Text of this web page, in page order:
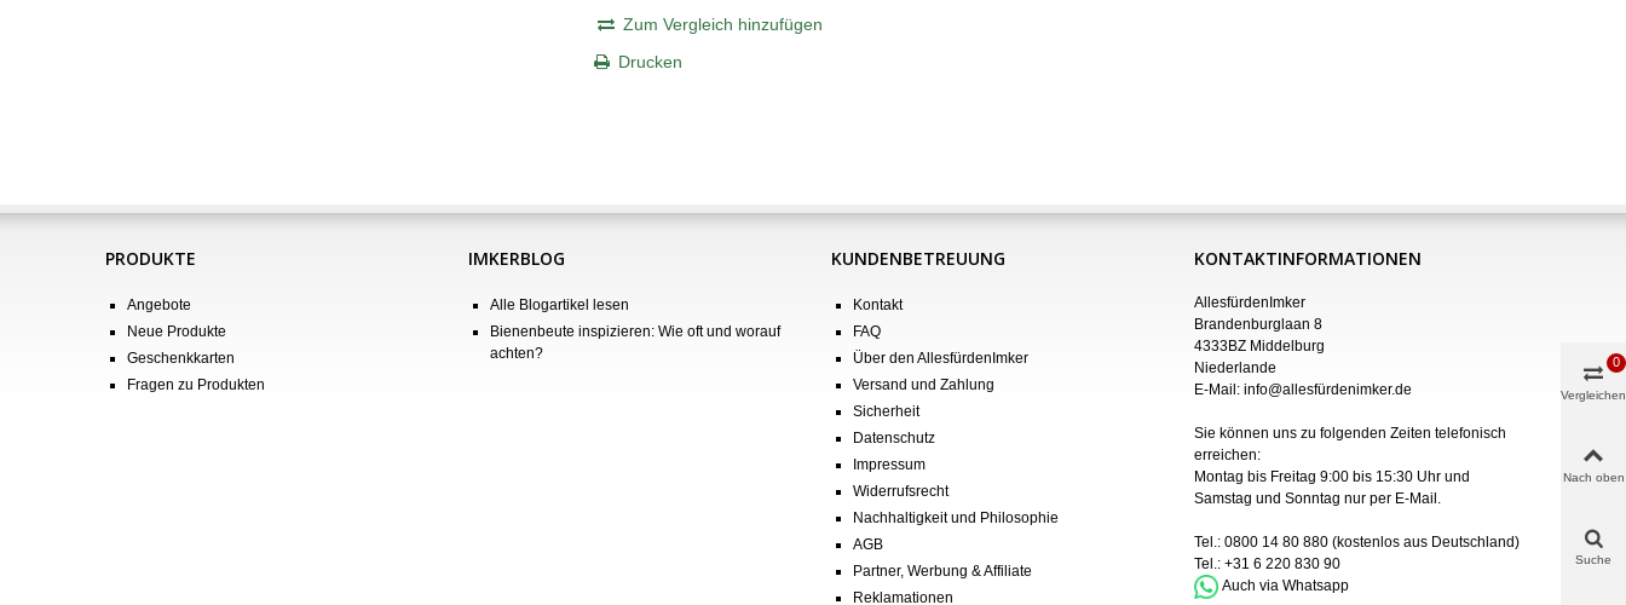
Zum Vergleich hinzufügen
Drucken
PRODUKTE
Angebote
Neue Produkte
Geschenkkarten
Fragen zu Produkten
IMKERBLOG
Alle Blogartikel lesen
Bienenbeute inspizieren: Wie oft und worauf
achten?
KUNDENBETREUUNG
Kontakt
FAQ
Über den AllesfürdenImker
Versand und Zahlung
Sicherheit
Datenschutz
Impressum
Widerrufsrecht
Nachhaltigkeit und Philosophie
AGB
Partner, Werbung & Affiliate
Reklamationen
KONTAKTINFORMATIONEN
AllesfürdenImker
Brandenburglaan 8
4333BZ Middelburg
Niederlande
E-Mail: info@allesfürdenimker.de
Sie können uns zu folgenden Zeiten telefonisch
erreichen:
Montag bis Freitag 9:00 bis 15:30 Uhr und
Samstag und Sonntag nur per E-Mail .
Tel.: 0800 14 80 880 (kostenlos aus Deutschland)
Tel.: +31 6 220 830 90
Auch via Whatsapp
Vergleichen
0
Nach oben
Suche